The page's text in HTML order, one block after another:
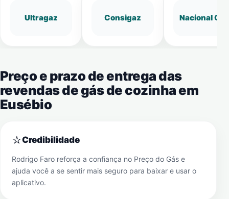
Ultragaz Consigaz Nacional Gás
Preço e prazo de entrega das
revendas de gás de cozinha em
Eusébio
⭐Credibilidade
Rodrigo Faro reforça a confiança no Preço do Gás e
ajuda você a se sentir mais seguro para baixar e usar o
aplicativo.